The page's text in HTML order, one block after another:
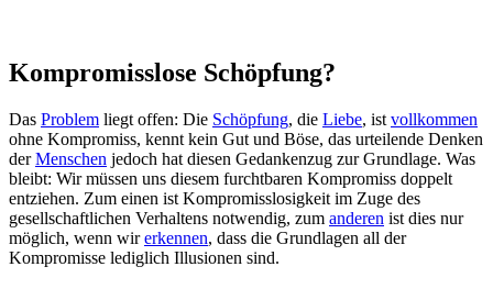
Kompromisslose Schöpfung?
Das Problem liegt offen: Die Schöpfung, die Liebe, ist vollkommen
ohne Kompromiss, kennt kein Gut und Böse, das urteilende Denken
derMenschen jedoch hat diesen Gedankenzug zur Grundlage. Was
bleibt: Wir müssen uns diesem furchtbaren Kompromiss doppelt
entziehen. Zum einen ist Kompromisslosigkeit im Zuge des
gesellschaftlichen Verhaltens notwendig, zum anderen ist dies nur
möglich, wenn wirerkennen, dass die Grundlagen all der
Kompromisse lediglich Illusionen sind.